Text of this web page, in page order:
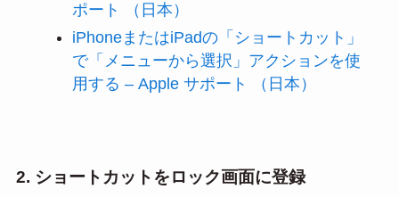
ポート （日本）
iPhoneまたはiPadの「ショートカット」
で「メニューから選択」アクションを使
用する – Apple サポート （日本）
2. ショートカットをロック画面に登録